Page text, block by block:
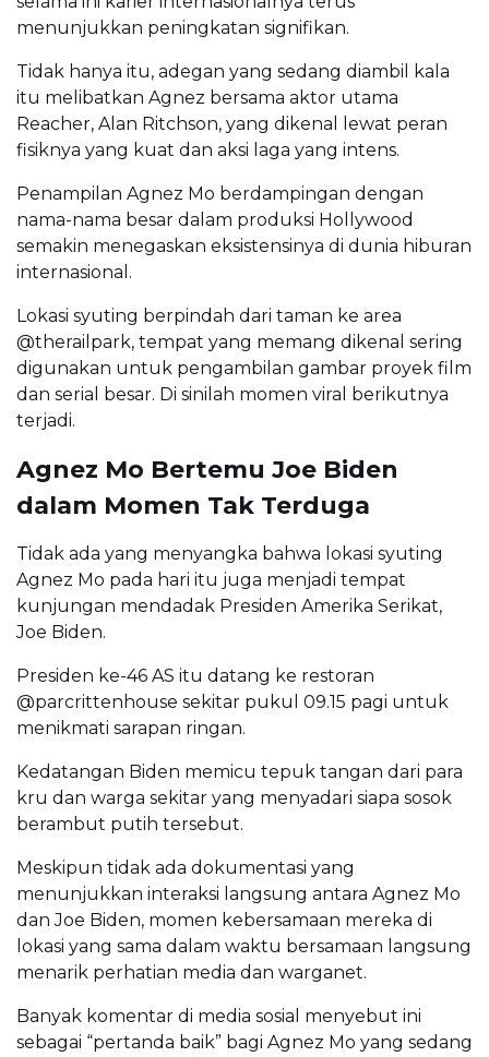
menunjukkan peningkatan signifikan.
Tidak hanya itu, adegan yang sedang diambil kala
itu melibatkan Agnez bersama aktor utama
Reacher, Alan Ritchson, yang dikenal lewat peran
fisiknya yang kuat dan aksi laga yang intens.
Penampilan Agnez Mo berdampingan dengan
nama-nama besar dalam produksi Hollywood
semakin menegaskan eksistensinya di dunia hiburan
internasional.
Lokasi syuting berpindah dari taman ke area
@therailpark, tempat yang memang dikenal sering
digunakan untuk pengambilan gambar proyek film
dan serial besar. Di sinilah momen viral berikutnya
terjadi.
Agnez Mo Bertemu Joe Biden
dalam Momen Tak Terduga
Tidak ada yang menyangka bahwa lokasi syuting
Agnez Mo pada hari itu juga menjadi tempat
kunjungan mendadak Presiden Amerika Serikat,
Joe Biden.
Presiden ke-46 AS itu datang ke restoran
@parcrittenhouse sekitar pukul 09.15 pagi untuk
menikmati sarapan ringan.
Kedatangan Biden memicu tepuk tangan dari para
kru dan warga sekitar yang menyadari siapa sosok
berambut putih tersebut.
Meskipun tidak ada dokumentasi yang
menunjukkan interaksi langsung antara Agnez Mo
dan Joe Biden, momen kebersamaan mereka di
lokasi yang sama dalam waktu bersamaan langsung
menarik perhatian media dan warganet.
Banyak komentar di media sosial menyebut ini
sebagai “pertanda baik” bagi Agnez Mo yang sedang